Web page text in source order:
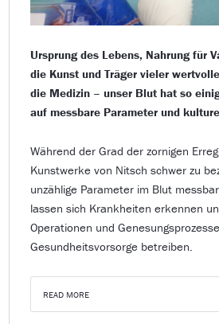
Ursprung des Lebens, Nahrung für
die Kunst und Träger vieler
die Medizin – unser Blut hat so
auf messbare Parameter und
Während der Grad der zornigen
Kunstwerke von Nitsch schwer zu
unzählige Parameter im Blut
lassen sich Krankheiten erkennen
Operationen und
Gesundheitsvorsorge betreiben.
READ MORE